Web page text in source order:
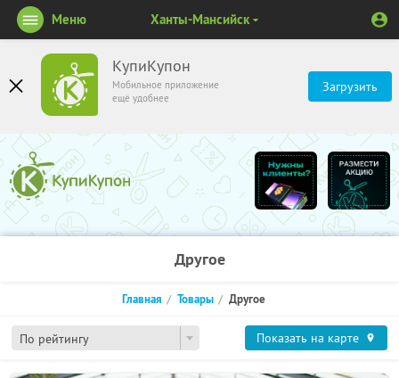
КупиКупон
Мобильное приложение
ещё удобнее
Загрузить
Меню Ханты-Мансийск
Другое
По рейтингу
Главная Товары Другое
Показать на карте